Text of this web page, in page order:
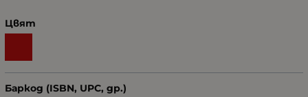
Цвят
Баркод (ISBN, UPC, др.)